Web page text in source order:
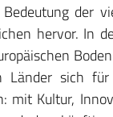
der
hervor. In
Länder sich
mit Kultur,